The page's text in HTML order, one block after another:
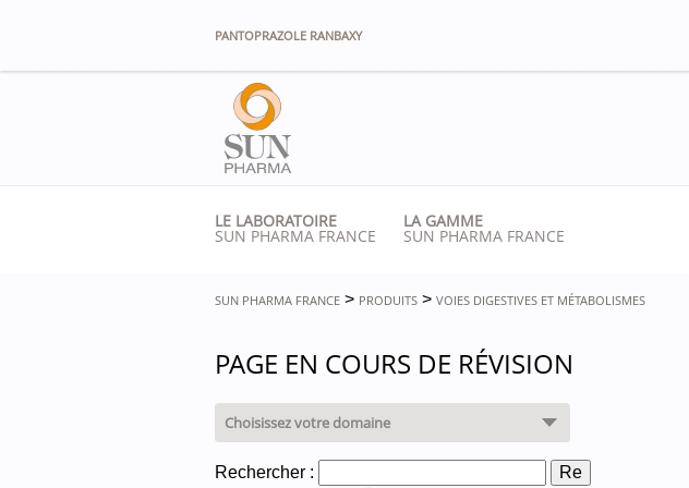
PANTOPRAZOLE RANBAXY
LE LABORATOIRE
SUN PHARMA FRANCE
LA GAMME
SUN PHARMA FRANCE
SUN PHARMA FRANCE > PRODUITS > VOIES DIGESTIVES ET MÉTABOLISMES
PAGE EN COURS DE RÉVISION
Rechercher : Re